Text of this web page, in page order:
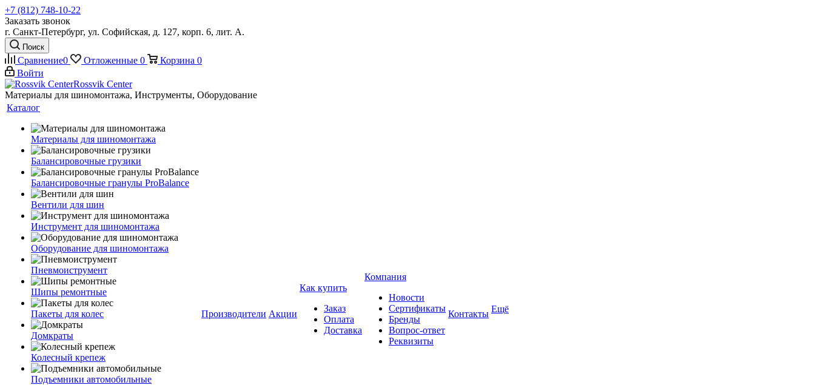
+7 (812) 748-10-22
Заказать звонок
г. Санкт-Петербург, ул. Софийская, д. 127, корп. 6, лит. А.
Поиск
Сравнение0 Отложенные 0 Корзина 0
Войти
Rossvik Center
Материалы для шиномонтажа, Инструменты, Оборудование
Каталог
Материалы для шиномонтажа
Балансировочные грузики
Балансировочные гранулы ProBalance
Вентили для шин
Инструмент для шиномонтажа
Оборудование для шиномонтажа
Пневмоиструмент
Шипы ремонтные
Пакеты для колес
Домкраты
Колесный крепеж
Подъемники автомобильные
Производители Акции
Как купить
Заказ
Оплата
Доставка
Компания
Новости
Сертификаты
Бренды
Вопрос-ответ
Реквизиты
Контакты Ещё